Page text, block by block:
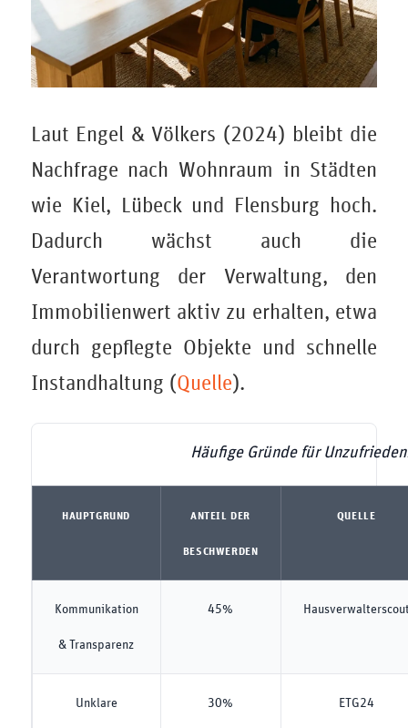
Laut Engel & Völkers (2024) bleibt die
Nachfrage nach Wohnraum in Städten
wie Kiel, Lübeck und Flensburg hoch.
Dadurch wächst auch die
Verantwortung der Verwaltung, den
Immobilienwert aktiv zu erhalten, etwa
durch gepflegte Objekte und schnelle
Instandhaltung (Quelle).
Häufige Gründe für
HAUPTGRUND ANTEIL DER
BESCHWERDEN
QUELLE
Kommunikation
& Transparenz
45%
Unklare 30% ETG24